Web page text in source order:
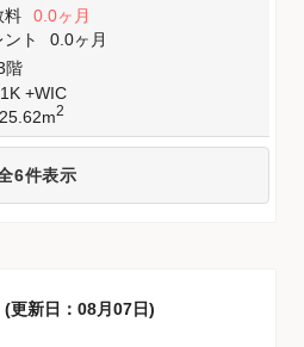
料
0.0ヶ月
ト
0.0ヶ月
階
1K +WIC
25.62m2
6件表示
(更新日：08月07日)